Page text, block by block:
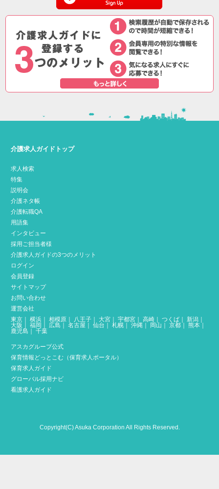
介護求人ガイドトップ
求人検索
特集
説明会
介護ネタ帳
介護転職QA
用語集
インタビュー
採用ご担当者様
介護求人ガイドの3つのメリット
ログイン
会員登録
サイトマップ
お問い合わせ
運営会社
東京 ｜横浜 ｜相模原 ｜ 八王子 ｜ 大宮 ｜宇都宮 ｜高崎 ｜つくば ｜ 新潟 ｜
大阪
｜福岡 広島 ｜名古屋 ｜仙台 ｜札幌 ｜沖縄 ｜ 岡山 ｜京都｜熊本｜
鹿児島 ｜千葉
アスカグループ公式
保育情報どっとこむ（保育求人ポータル）
保育求人ガイド
グローバル採用ナビ
看護求人ガイド
Copyright(C) Asuka Corporation All Rights Reserved.